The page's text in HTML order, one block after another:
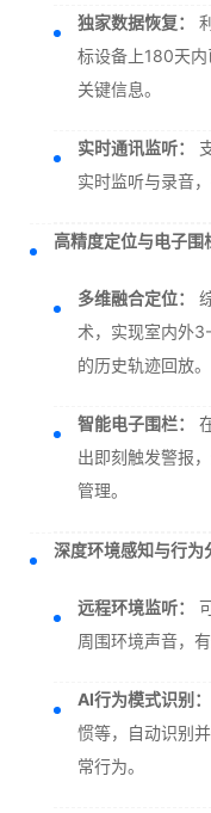
独家数据恢复：
标设备上180天
关键信息。
实时通讯监听：
实时监听与录音
高精度定位与电子围
多维融合定位：
术，实现室内外
的历史轨迹回放。
智能电子围栏：
出即刻触发警报
管理。
深度环境感知与行为
远程环境监听：
周围环境声音，
AI行为模式识别：
惯等，自动识别
常行为。